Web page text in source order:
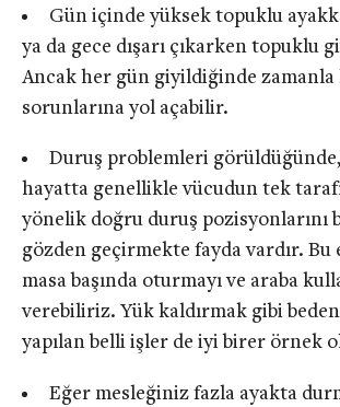
Gün içinde yüksek topuklu
ya da gece dışarı çıkarken topuklu
Ancak her gün giyildiğinde
sorunlarına yol açabilir.
Duruş problemleri
hayatta genellikle vücudun tek
yönelik doğru duruş pozisyonlarını
gözden geçirmekte fayda vardır. Bu
masa başında oturmayı ve araba
verebiliriz. Yük kaldırmak gibi
yapılan belli işler de iyi birer örnek
Eğer mesleğiniz fazla ayakta